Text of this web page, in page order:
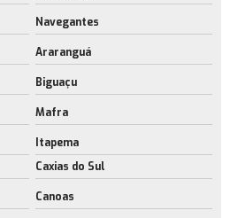
Navegantes
Araranguá
Biguaçu
Mafra
Itapema
Caxias do Sul
Canoas